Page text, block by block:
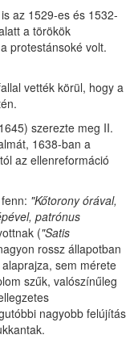
az 1529-es és 1532-
a törökök
protestánsoké volt.
vették körül, hogy a
szerezte meg II.
1638-ban a
az ellenreformáció
"Kőtorony órával,
patrónus
("Satis
rossz állapotban
sem mérete
szűk, valószínűleg
nagyobb felújítás